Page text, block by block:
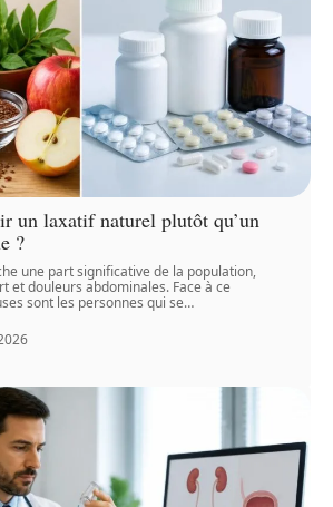
un laxatif naturel plutôt qu’un
?
une part significative de la population,
et douleurs abdominales. Face à ce
sont les personnes qui se…